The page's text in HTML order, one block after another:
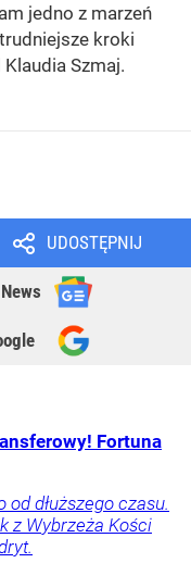
jedno z marzeń
kroki
Szmaj.
UDOSTĘPNIJ
Fortuna
od dłuższego czasu.
z Wybrzeża Kości